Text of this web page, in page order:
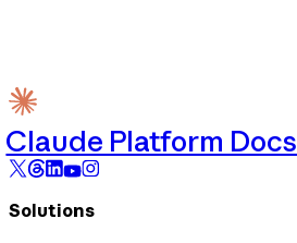
Claude Platform Docs
Solutions